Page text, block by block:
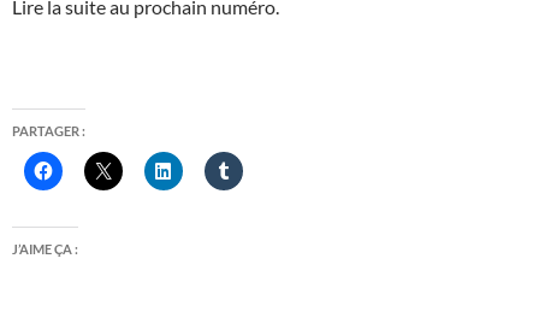
Lire la suite au prochain numéro.
PARTAGER :
J’AIME ÇA :